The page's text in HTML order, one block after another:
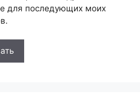
для последующих моих